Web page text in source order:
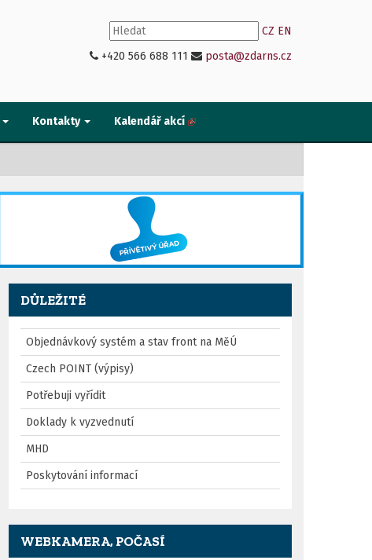
CZ EN
+420 566 688 111
posta@zdarns.cz
Kontakty Kalendář akcí
DŮLEŽITÉ
Objednávkový systém a stav front na MěÚ
Czech POINT (výpisy)
Potřebuji vyřídit
Doklady k vyzvednutí
MHD
Poskytování informací
WEBKAMERA, POČASÍ